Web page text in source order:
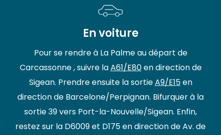
En voiture
Pour se rendre à La Palme au départ de
Carcassonne , suivre laA61/E80en direction de
Sigean. Prendre ensuite la sortieA9/E15en
direction de Barcelone/Perpignan. Bifurquer à la
sortie 39 vers Port-la-Nouvelle/Sigean. Enfin,
restez sur la D6009 et D175 en direction de Av. de